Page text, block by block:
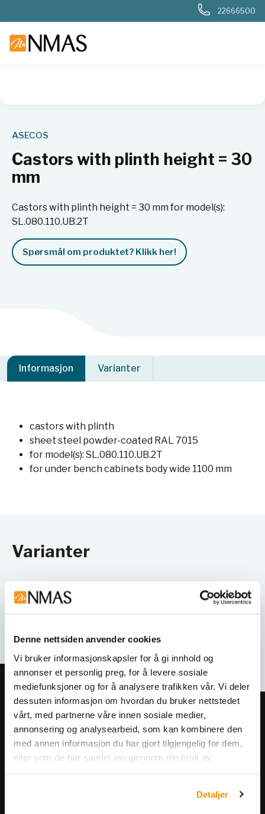
Denne nettsiden anvender cookies
Vi bruker informasjonskapsler for å gi innhold og
annonser et personlig preg, for å levere sosiale
mediefunksjoner og for å analysere trafikken vår. Vi deler
dessuten informasjon om hvordan du bruker nettstedet
vårt, med partnerne våre innen sosiale medier,
annonsering og analysearbeid, som kan kombinere den
med annen informasjon du har gjort tilgjengelig for dem,
eller som de har samlet inn gjennom din bruk av
Detaljer
22666500
ASECOS
Castors with plinth height = 30
mm
Castors with plinth height = 30 mm for model(s):
SL.080.110.UB.2T
Spørsmål om produktet? Klikk her!
Informasjon Varianter
castors with plinth
sheet steel powder-coated RAL 7015
for model(s): SL.080.110.UB.2T
for under bench cabinets body wide 1100 mm
Varianter
Meld deg på vårt nyhetsbrev!
Få informasjon om produkter,
arrangementer og kampanjer.